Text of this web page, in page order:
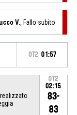
V., Fallo subito
OT2 01:57
realizzato
OT2
02:15
83-
83